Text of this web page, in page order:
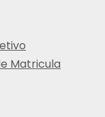
Matricula